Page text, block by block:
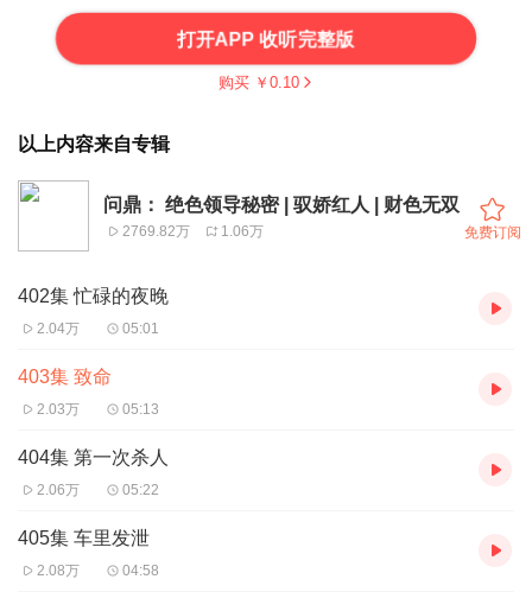
打开APP 收听完整版
购买 ￥ 0.10
以上内容来自专辑
问鼎： 绝色领导秘密 | 驭娇红人 | 财色无双
2769.82万 1.06万 免费订阅
402集 忙碌的夜晚
2.04万 05:01
403集 致命
2.03万 05:13
404集 第一次杀人
2.06万 05:22
405集 车里发泄
2.08万 04:58